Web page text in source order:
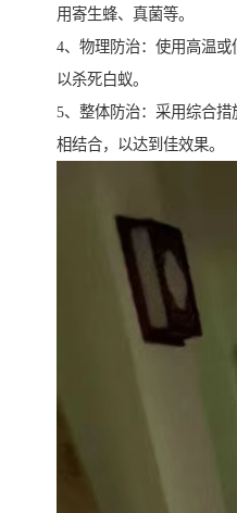
用寄生蜂、真菌等。
4、物理防治：使用高温或
以杀死白蚁。
5、整体防治：采用综合
相结合，以达到佳效果。